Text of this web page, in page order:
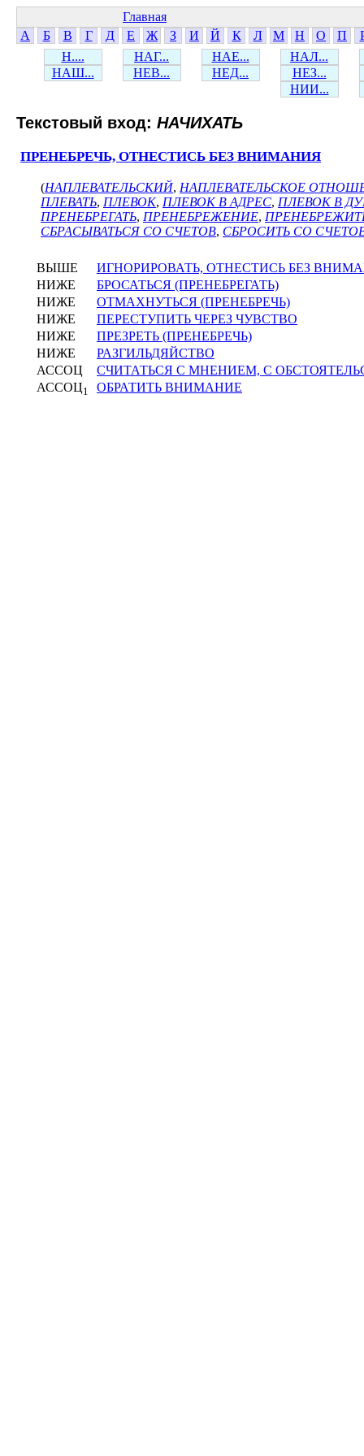
Главная
А
Б В Г Д Е Ж З И Й К Л М Н О П
Н....
НАГ... НАЕ...
НАЛ...
НАШ...
НЕВ... НЕД...
НЕЗ...
НИИ...
Текстовый вход: НАЧИХАТЬ
ПРЕНЕБРЕЧЬ, ОТНЕСТИСЬ БЕЗ ВНИМАНИЯ
(НАПЛЕВАТЕЛЬСКИЙ, НАПЛЕВАТЕЛЬСКОЕ
ПЛЕВАТЬ, ПЛЕВОК, ПЛЕВОК В АДРЕС, ПЛЕВОК В
ПРЕНЕБРЕГАТЬ, ПРЕНЕБРЕЖЕНИЕ,
СБРАСЫВАТЬСЯ СО СЧЕТОВ, СБРОСИТЬ СО
ВЫШЕ
ИГНОРИРОВАТЬ, ОТНЕСТИСЬ БЕЗ
НИЖЕ
БРОСАТЬСЯ (ПРЕНЕБРЕГАТЬ)
НИЖЕ
ОТМАХНУТЬСЯ (ПРЕНЕБРЕЧЬ)
НИЖЕ
ПЕРЕСТУПИТЬ ЧЕРЕЗ ЧУВСТВО
НИЖЕ
ПРЕЗРЕТЬ (ПРЕНЕБРЕЧЬ)
НИЖЕ
РАЗГИЛЬДЯЙСТВО
АССОЦ
СЧИТАТЬСЯ С МНЕНИЕМ, С
АССОЦ1 ОБРАТИТЬ ВНИМАНИЕ